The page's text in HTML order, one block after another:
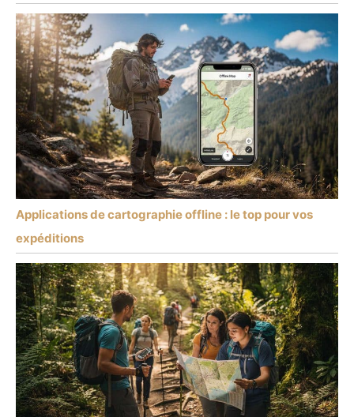
Applications de cartographie offline : le top pour vos
expéditions